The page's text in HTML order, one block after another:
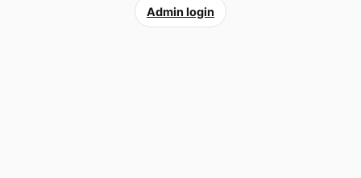
Admin login